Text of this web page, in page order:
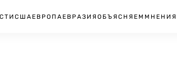
США ЕВРОПА ЕВРАЗИЯ ОБЪЯСНЯЕМ МНЕНИЯ